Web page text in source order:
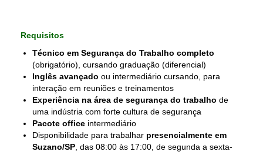
Requisitos
Técnico em Segurança do Trabalho completo
(obrigatório), cursando graduação (diferencial)
Inglês avançado ou intermediário cursando, para
interação em reuniões e treinamentos
Experiência na área de segurança do trabalho de
uma indústria com forte cultura de segurança
Pacote office intermediário
Disponibilidade para trabalhar presencialmente em
Suzano/SP , das 08:00 às 17:00, de segunda a sexta-